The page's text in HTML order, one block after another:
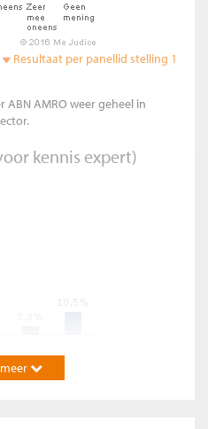
Resultaat per panellid stelling 1
ABN AMRO weer geheel in
kennis expert)